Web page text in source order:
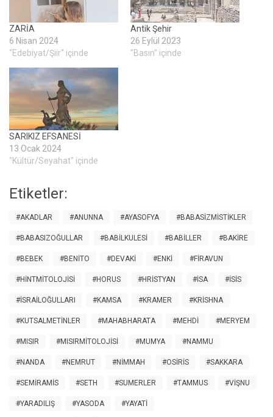
ZARİA
6 Nisan 2024
"Edebiyat/Şiir" içinde
Antik Şehir
26 Eylül 2023
"Basın" içinde
SARIKIZ EFSANESİ
13 Ocak 2024
"Kültür/Seyahat" içinde
Etiketler:
#AKADLAR #ANUNNA #AYASOFYA #BABASIZMISTIKLER
#BABASIZOĞULLAR #BABILKULESI #BABILLER #BAKIRE
#BEBEK #BENITO #DEVAKI #ENKI #FIRAVUN
#HINTMITOLOJISI #HORUS #HRISTYAN #ISA #ISIS
#ISRAILOĞULLARI #KAMSA #KRAMER #KRISHNA
#KUTSALMETINLER #MAHABHARATA #MEHDI #MERYEM
#MISIR #MISIRMITOLOJISI #MUMYA #NAMMU
#NANDA #NEMRUT #NIMMAH #OSIRIS #SAKKARA
#SEMIRAMIS #SETH #SUMERLER #TAMMUS #VIŞNU
#YARADILIŞ #YASODA #YAYATI